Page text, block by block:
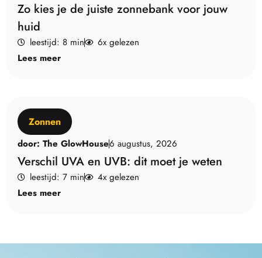
Zo kies je de juiste zonnebank voor jouw
huid
leestijd: 8 min
6x gelezen
Lees meer
Zonnen
door: The GlowHouse6 augustus, 2026
Verschil UVA en UVB: dit moet je weten
leestijd: 7 min
4x gelezen
Lees meer